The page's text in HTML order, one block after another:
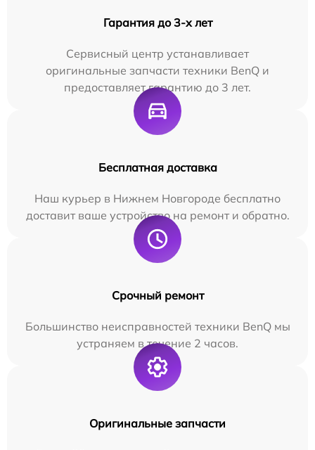
Гарантия до 3-х лет
Сервисный центр устанавливает
оригинальные запчасти техники BenQ и
предоставляет гарантию до 3 лет.
Бесплатная доставка
Наш курьер в Нижнем Новгороде бесплатно
доставит ваше устройство на ремонт и обратно.
Срочный ремонт
Большинство неисправностей техники BenQ мы
устраняем в течение 2 часов.
Оригинальные запчасти